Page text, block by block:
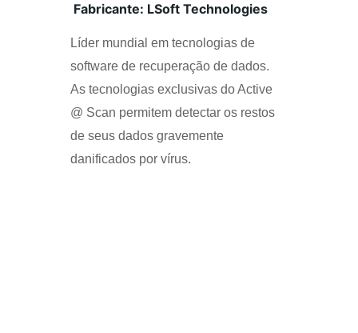
Líder mundial em tecnologias de
software de recuperação de dados.
As tecnologias exclusivas do Active
@ Scan permitem detectar os restos
de seus dados gravemente
danificados por vírus.
Fabricante: LSoft Technologies